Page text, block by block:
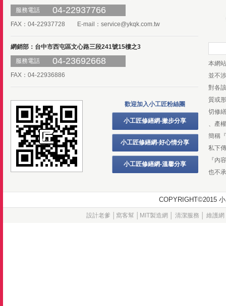
服務電話
04-22937766
FAX：04-22937728 E-mail： service@ykqk.com.tw
網銷部：台中市西屯區文心路三段241號15樓之3
服務電話
04-23692668
FAX：04-22936886
歡迎加入小工匠粉絲團
小工匠修繕網-撇步分享
小工匠修繕網-好心情分享
小工匠修繕網-溫馨分享
本網
並不
對各
質或
切修
、產
簡稱
私下
『內
也不
設計老爹 窩客幫│ MIT製造網 清潔服務 維護網